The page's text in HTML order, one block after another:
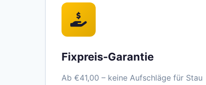
Fixpreis-Garantie
Ab €41,00 – keine Aufschläge für Stau